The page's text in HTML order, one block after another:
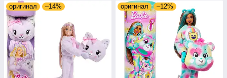
оригинал –14% оригинал –12%